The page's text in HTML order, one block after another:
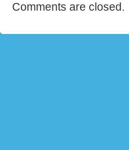
Comments are closed.